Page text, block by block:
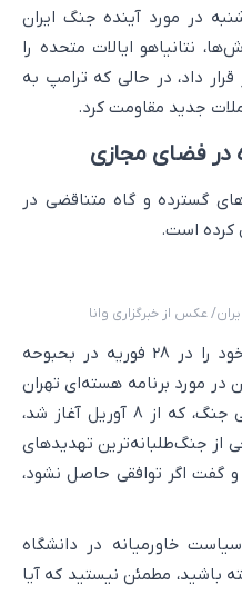
در مورد آینده جنگ ایران
نتانیاهو ایالات متحده را
داد، در حالی که ترامپ به
جدید مقاومت کرد.
در فضای مجازی
گسترده و گاه متناقضی در
کرده است.
عکس از خبرگزاری وانا
ایالات متحده و اسرائیل حملات خود را در 28 فوریه در بحبوحه
در مورد برنامه هسته‌ای تهران
آغاز کردند. توافق برای توقف فعلی جنگ، که از 8 آوریل آغاز شد،
جنگ‌طلبانه‌ترین تهدیدهای
و گفت اگر توافقی حاصل نشود،
خاورمیانه در دانشگاه
باشید، مطمئن نیستید که آیا